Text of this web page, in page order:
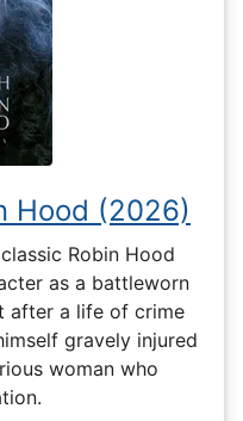
Hood (2026)
Robin Hood
as a battleworn
after a life of crime
gravely injured
woman who